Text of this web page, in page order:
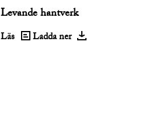
Levande hantverk
Läs Ladda ner